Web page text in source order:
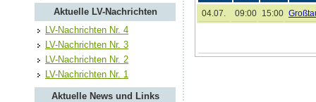
Aktuelle LV-Nachrichten
LV-Nachrichten Nr. 4
LV-Nachrichten Nr. 3
LV-Nachrichten Nr. 2
LV-Nachrichten Nr. 1
Aktuelle News und Links
04.07.
09:00 15:00